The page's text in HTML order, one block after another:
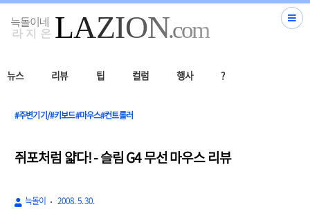
뉴스 리뷰 팁 컬럼 행사 ?
#주변기기/#키보드#마우스#컨트롤러
쥐포처럼 얇다! - 슬림 G4 무선 마우스 리뷰
늑돌이 2008. 5. 30.